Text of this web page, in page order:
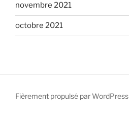
novembre 2021
octobre 2021
Fièrement propulsé par WordPress